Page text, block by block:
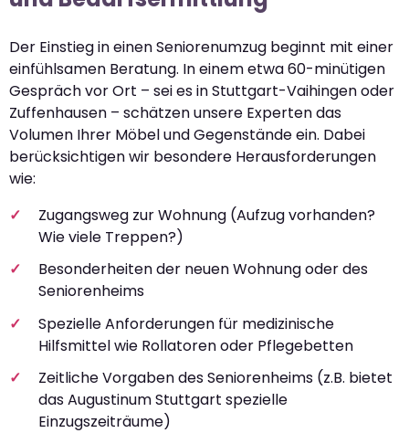
Der Einstieg in einen Seniorenumzug beginnt mit einer
einfühlsamen Beratung. In einem etwa 60-minütigen
Gespräch vor Ort – sei es in Stuttgart-Vaihingen oder
Zuffenhausen – schätzen unsere Experten das
Volumen Ihrer Möbel und Gegenstände ein. Dabei
berücksichtigen wir besondere Herausforderungen
wie:
Zugangsweg zur Wohnung (Aufzug vorhanden?
Wie viele Treppen?)
Besonderheiten der neuen Wohnung oder des
Seniorenheims
Spezielle Anforderungen für medizinische
Hilfsmittel wie Rollatoren oder Pflegebetten
Zeitliche Vorgaben des Seniorenheims (z.B. bietet
das Augustinum Stuttgart spezielle
Einzugszeiträume)